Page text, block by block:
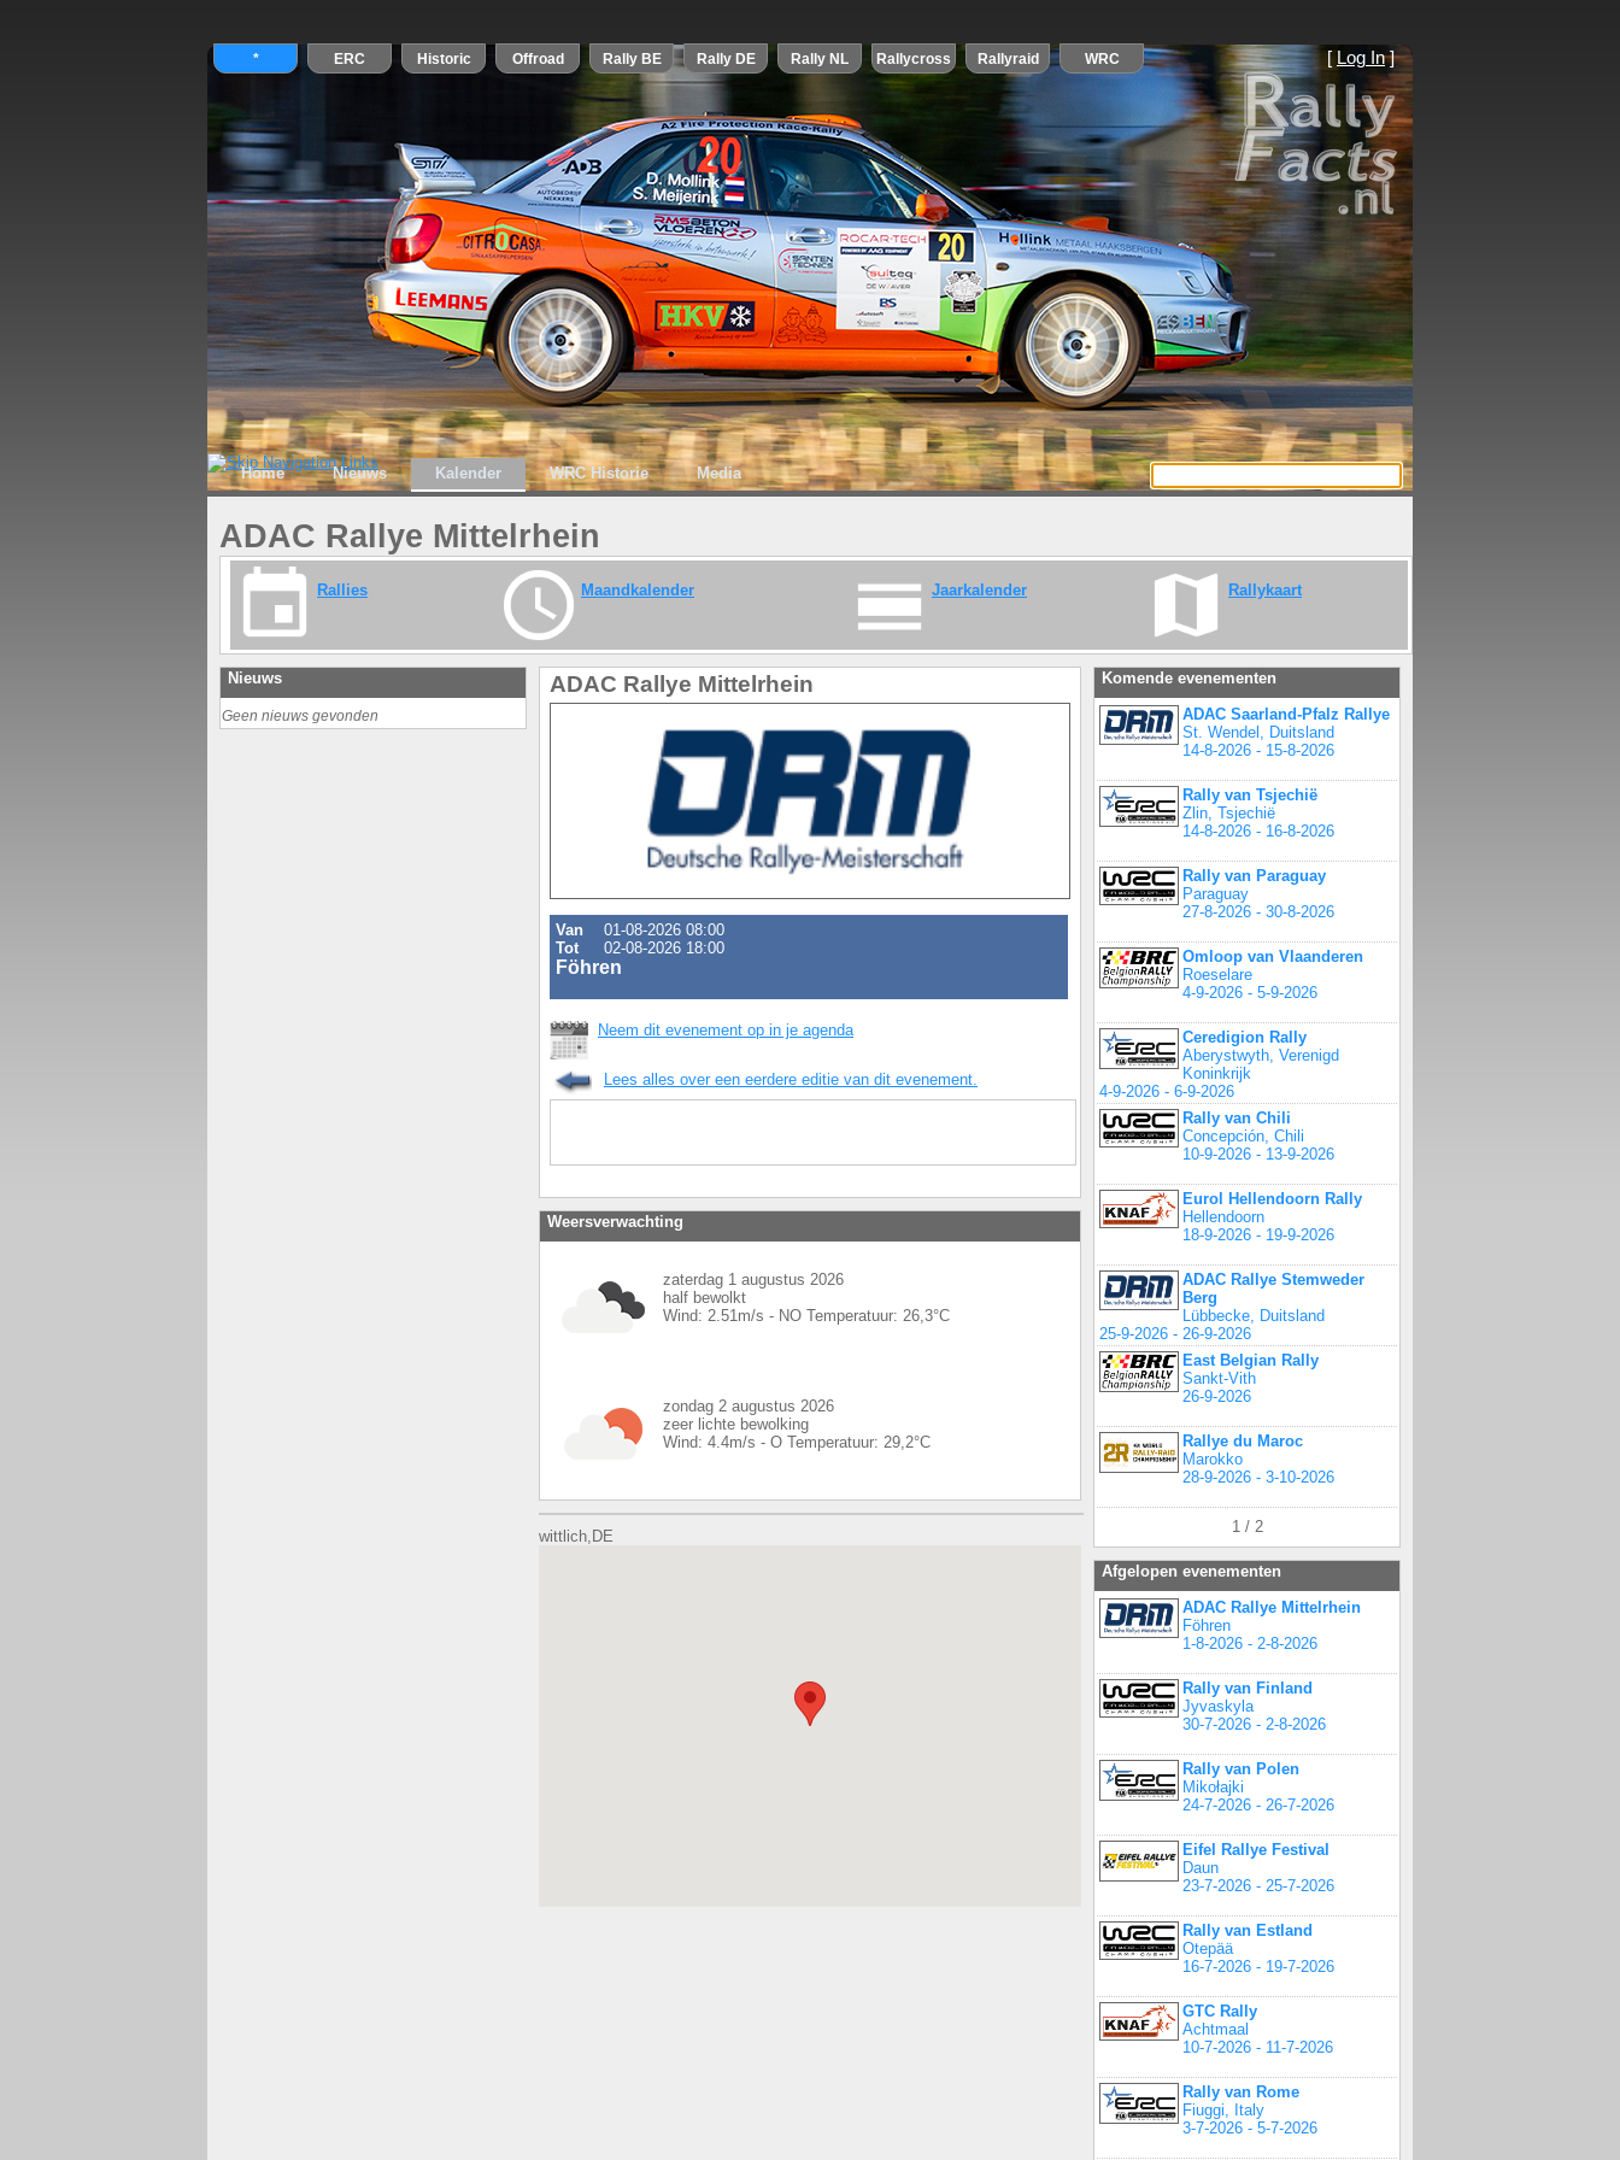
[ Log In]
Home Nieuws Kalender WRC Historie Media
ADAC Rallye Mittelrhein
Rallies Maandkalender Jaarkalender Rallykaart
Nieuws
Geen nieuws gevonden
ADAC Rallye Mittelrhein
Van
01-08-2026 08:00
Tot
02-08-2026 18:00
Föhren
Neem dit evenement op in je agenda
Lees alles over een eerdere editie van dit evenement.
Weersverwachting
zaterdag 1 augustus 2026
half bewolkt
Wind: 2.51 m/s - NO Temperatuur: 26,3°C
zondag 2 augustus 2026
zeer lichte bewolking
Wind: 4.4m/s - O Temperatuur: 29,2°C
wittlich,DE
Komende evenementen
ADAC Saarland-Pfalz Rallye
St. Wendel, Duitsland
14-8-2026 - 15-8-2026
Rally van Tsjechië
Zlin, Tsjechië
14-8-2026 - 16-8-2026
Rally van Paraguay
Paraguay
27-8-2026 - 30-8-2026
Omloop van Vlaanderen
Roeselare
4-9-2026 - 5-9-2026
Ceredigion Rally
Aberystwyth, Verenigd
Koninkrijk
4-9-2026 - 6-9-2026
Rally van Chili
Concepción, Chili
10-9-2026 - 13-9-2026
Eurol Hellendoorn Rally
Hellendoorn
18-9-2026 - 19-9-2026
ADAC Rallye Stemweder
Berg
Lübbecke, Duitsland
25-9-2026 - 26-9-2026
East Belgian Rally
Sankt-Vith
26-9-2026
Rallye du Maroc
Marokko
28-9-2026 - 3-10-2026
1 / 2
Afgelopen evenementen
ADAC Rallye Mittelrhein
Föhren
1-8-2026 - 2-8-2026
Rally van Finland
Jyvaskyla
30-7-2026 - 2-8-2026
Rally van Polen
Mikołajki
24-7-2026 - 26-7-2026
Eifel Rallye Festival
Daun
23-7-2026 - 25-7-2026
Rally van Estland
Otepää
16-7-2026 - 19-7-2026
GTC Rally
Achtmaal
10-7-2026 - 11-7-2026
Rally van Rome
Fiuggi, Italy
3-7-2026 - 5-7-2026